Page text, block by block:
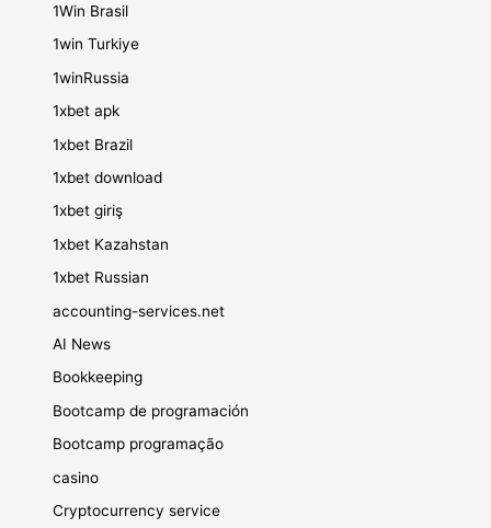
1Win Brasil
1win Turkiye
1winRussia
1xbet apk
1xbet Brazil
1xbet download
1xbet giriş
1xbet Kazahstan
1xbet Russian
accounting-services.net
AI News
Bookkeeping
Bootcamp de programación
Bootcamp programação
casino
Cryptocurrency service